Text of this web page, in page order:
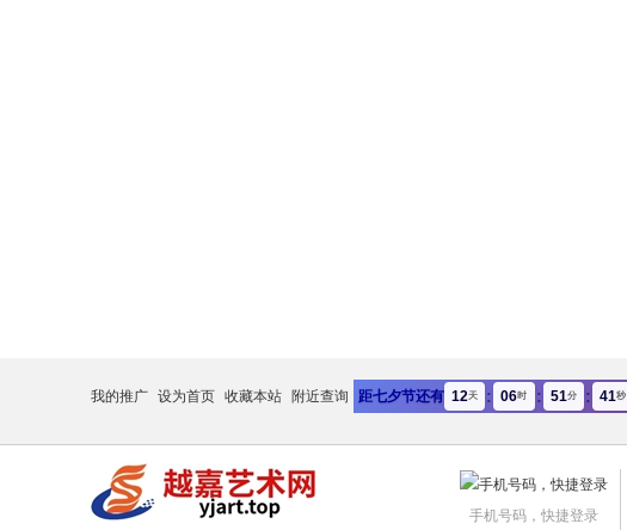
我的推广 设为首页 收藏本站 附近查询 距七夕节还有 12天 : 06时 : 51分 : 41秒
手机号码，快捷登录